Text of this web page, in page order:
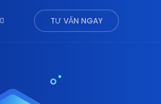
TƯ VẤN NGAY